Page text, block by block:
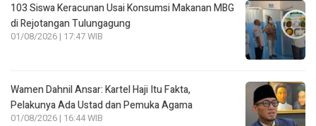
103 Siswa Keracunan Usai Konsumsi Makanan MBG
di Rejotangan Tulungagung
01/08/2026 | 17:47 WIB
Wamen Dahnil Ansar: Kartel Haji Itu Fakta,
Pelakunya Ada Ustad dan Pemuka Agama
01/08/2026 | 16:44 WIB